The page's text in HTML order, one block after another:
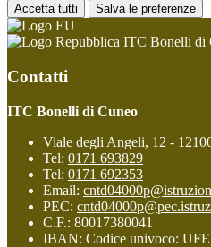
Accetta tutti Salva le preferenze
ITC Bonelli di
Contatti
ITC Bonelli di Cuneo
Viale degli Angeli, 12 -
Tel: 0171 693829
Tel: 0171 692353
Email:
PEC:
C.F.: 80017380041
IBAN: Codice univoco: